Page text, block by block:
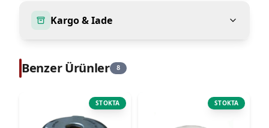
Kargo & Iade
Benzer Ürünler 8
STOKTA STOKTA